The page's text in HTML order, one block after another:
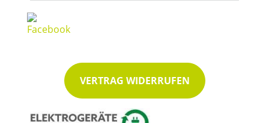
VERTRAG WIDERRUFEN